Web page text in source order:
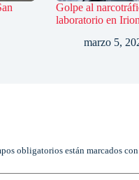
Golpe al
laboratorio en
marzo 5,
obligatorios están marcados con